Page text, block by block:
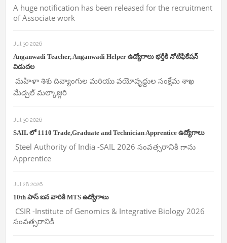
A huge notification has been released for the recruitment
of Associate work
Jul 30 2026
Anganwadi Teacher, Anganwadi Helper ఉద్యోగాలు భర్తీకి నోటిఫికేషన్
విడుదల
మహిళా శిశు దివ్యాంగుల మరియు వయోవృద్దుల సంక్షేమ శాఖ
మేడ్చల్ మల్కాజ్గిరి
Jul 30 2026
SAIL లో 1110 Trade,Graduate and Technician Apprentice ఉద్యోగాలు
Steel Authority of India -SAIL 2026 సంవత్సరానికి గాను
Apprentice
Jul 28 2026
10th పాస్ ఐన వారికి MTS ఉద్యోగాలు
CSIR -Institute of Genomics & Integrative Biology 2026
సంవత్సరానికి